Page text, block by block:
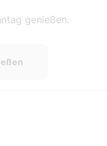
genießen.